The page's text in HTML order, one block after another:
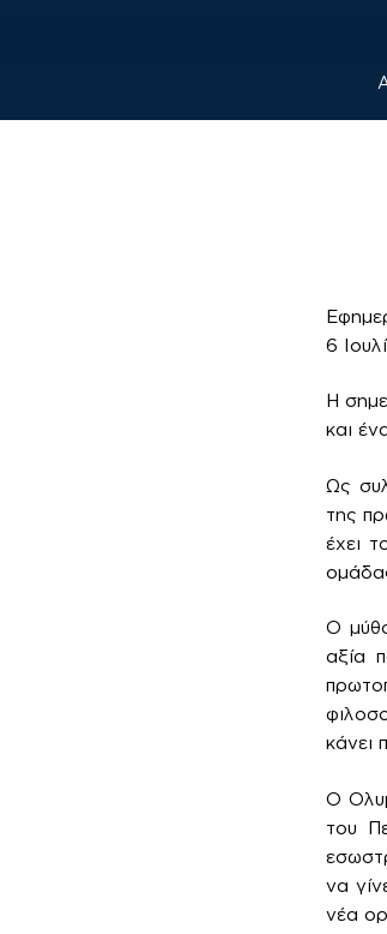
6
Η
και
Ως
της
έχει
Ο
αξία
κάνει
Ο
του
να
νέα